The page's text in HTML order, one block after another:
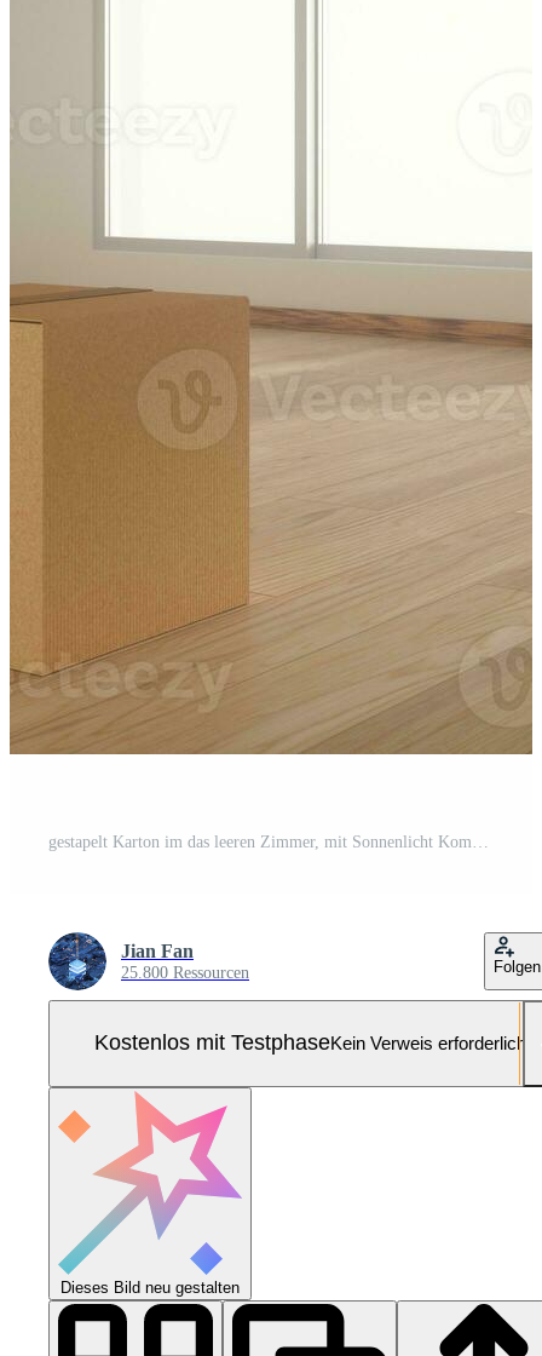
Jian Fan
25.800 Ressourcen Folgen
Kostenlos mit TestphaseKein Verweis erforderlich
Dieses Bild neu gestalten